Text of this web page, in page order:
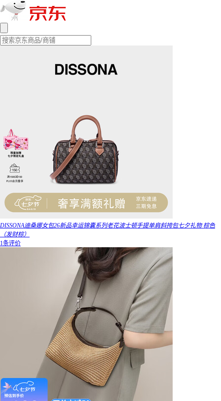
DISSONA迪桑娜女包26新品幸运锦囊系列老花波士顿手提单肩斜挎包七夕礼物 棕色
（发财棕）
1条评价